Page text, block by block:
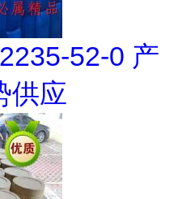
52-0 产
供应